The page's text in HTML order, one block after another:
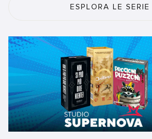
ESPLORA LE SERIE